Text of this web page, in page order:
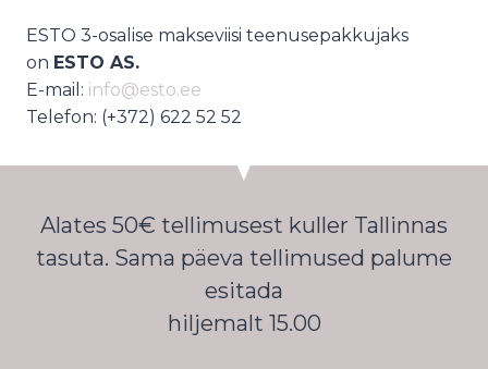
ESTO 3-osalise makseviisi teenusepakkujaks
on ESTO AS.
E-mail: info@esto.ee
Telefon: (+372) 622 52 52
Alates 50€ tellimusest kuller Tallinnas
tasuta. Sama päeva tellimused palume
esitada
hiljemalt 15.00